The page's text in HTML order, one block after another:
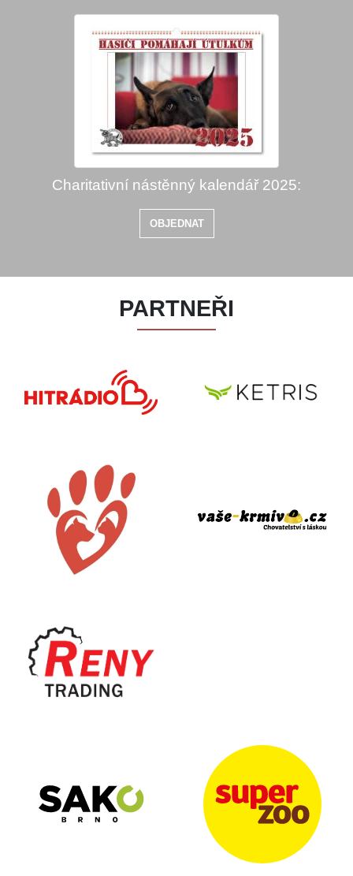
Charitativní nástěnný kalendář 2025:
OBJEDNAT
PARTNEŘI